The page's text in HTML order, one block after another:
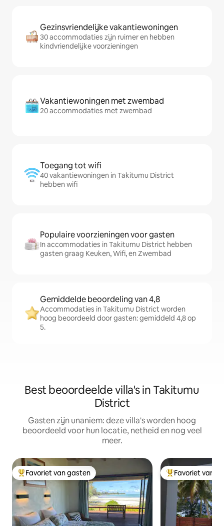
Gezinsvriendelijke vakantiewoningen
30 accommodaties zijn ruimer en hebben
kindvriendelijke voorzieningen
Vakantiewoningen met zwembad
20 accommodaties met zwembad
Toegang tot wifi
40 vakantiewoningen in Takitumu District
hebben wifi
Populaire voorzieningen voor gasten
In accommodaties in Takitumu District hebben
gasten graag Keuken, Wifi, en Zwembad
Gemiddelde beoordeling van 4,8
Accommodaties in Takitumu District worden
hoog beoordeeld door gasten: gemiddeld 4,8 op
5.
Best beoordeelde villa's in Takitumu
District
Gasten zijn unaniem: deze villa's worden hoog
beoordeeld voor hun locatie, netheid en nog veel
meer.
Topfavoriet van gasten
Favoriet van gasten Topfavoriet van
Favoriet van